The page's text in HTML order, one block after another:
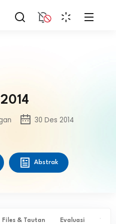
30 Des 2014
Abstrak
Files & Tautan Evaluasi ✨